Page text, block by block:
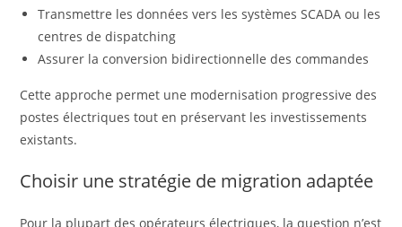
Transmettre les données vers les systèmes SCADA ou les
centres de dispatching
Assurer la conversion bidirectionnelle des commandes
Cette approche permet une modernisation progressive des
postes électriques tout en préservant les investissements
existants.
Choisir une stratégie de migration adaptée
Pour la plupart des opérateurs électriques, la question n’est